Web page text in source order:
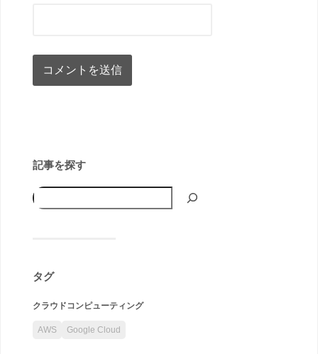
記事を探す
タグ
クラウドコンピューティング
AWS Google Cloud